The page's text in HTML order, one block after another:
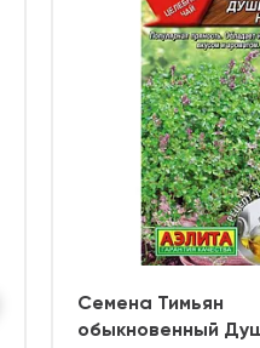
Семена Тимьян
обыкновенный